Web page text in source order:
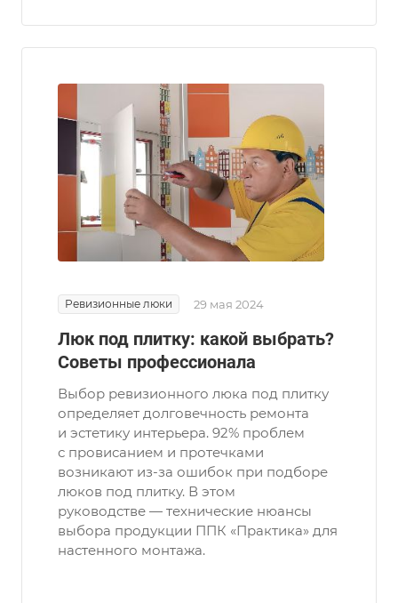
Ревизионные люки 29 мая 2024
Люк под плитку: какой выбрать?
Советы профессионала
Выбор ревизионного люка под плитку
определяет долговечность ремонта
и эстетику интерьера. 92% проблем
с провисанием и протечками
возникают из-за ошибок при подборе
люков под плитку. В этом
руководстве — технические нюансы
выбора продукции ППК «Практика» для
настенного монтажа.